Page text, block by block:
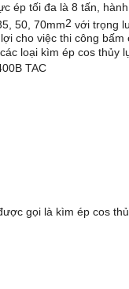
ép tối đa là 8 tấn,
50, 70mm2 với trọng
cho việc thi công bấm
loại kìm ép cos thủy
TAC
gọi là kìm ép cos